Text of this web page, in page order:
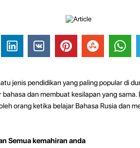
jenis pendidikan yang paling popular di
dan membuat kesilapan yang
orang ketika belajar Bahasa Rusia dan
Semua kemahiran anda